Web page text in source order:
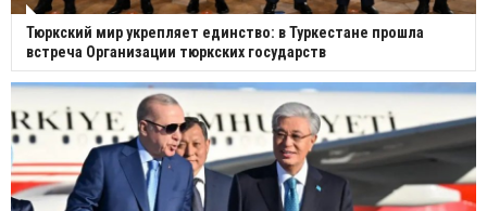
Тюркский мир укрепляет единство: в Туркестане прошла
встреча Организации тюркских государств